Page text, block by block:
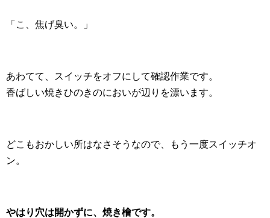
「こ、焦げ臭い。」
あわてて、スイッチをオフにして確認作業です。
香ばしい焼きひのきのにおいが辺りを漂います。
どこもおかしい所はなさそうなので、もう一度スイッチオ
ン。
やはり穴は開かずに、焼き檜です。